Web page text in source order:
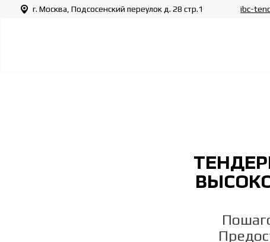
г. Москва, Подсосенский переулок д. 28 стр.1 ibc-